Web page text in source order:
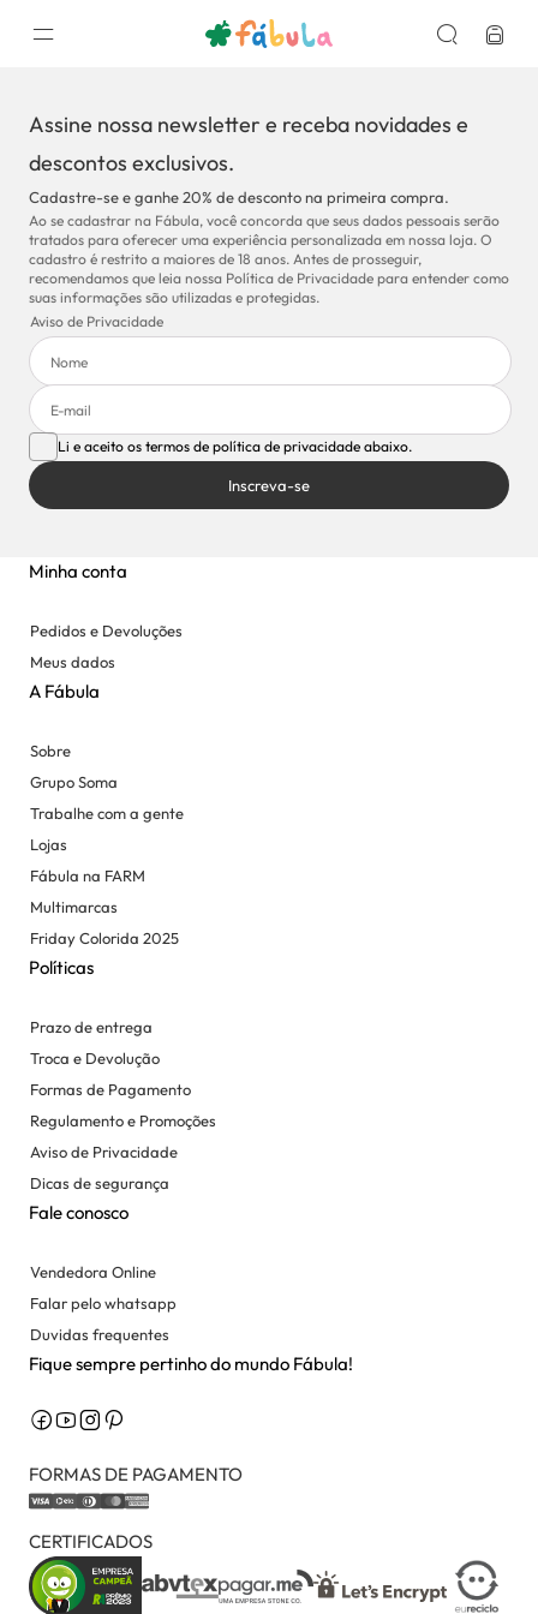
Assine nossa newsletter e receba novidades e
descontos exclusivos.
Cadastre-se e ganhe 20% de desconto na primeira compra.
Ao se cadastrar na Fábula, você concorda que seus dados pessoais serão
tratados para oferecer uma experiência personalizada em nossa loja. O
cadastro é restrito a maiores de 18 anos. Antes de prosseguir,
recomendamos que leia nossa Política de Privacidade para entender como
suas informações são utilizadas e protegidas.
Aviso de Privacidade
Li e aceito os termos de política de privacidade abaixo.
Inscreva-se
Minha conta
Pedidos e Devoluções
Meus dados
A Fábula
Sobre
Grupo Soma
Trabalhe com a gente
Lojas
Fábula na FARM
Multimarcas
Friday Colorida 2025
Políticas
Prazo de entrega
Troca e Devolução
Formas de Pagamento
Regulamento e Promoções
Aviso de Privacidade
Dicas de segurança
Fale conosco
Vendedora Online
Falar pelo whatsapp
Duvidas frequentes
Fique sempre pertinho do mundo Fábula!
FORMAS DE PAGAMENTO
CERTIFICADOS